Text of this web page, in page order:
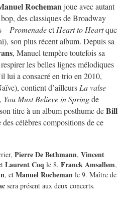
Rochemanjoue avec autant
des classiques de Broadway
– PromenadeetHeart to Heartque
son plus récent album. Depuis sa
, Manuel tempère toutefois sa
les belles lignes mélodiques
lui a consacré en trio en 2010,
contient d’ailleurs La valse
You Must Believe in Springde
titre à un album posthume deBill
des célèbres compositions de ce
Pierre De Bethmann, Vincent
Laurent Coq le 8, Franck Amsallem,
, et Manuel Rocheman le 9. Maître de
sera présent aux deux concerts.